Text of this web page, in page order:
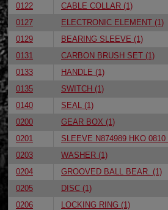
0122
CABLE COLLAR (1)
0127
ELECTRONIC ELEMENT (1)
0129
BEARING SLEEVE (1)
0131
CARBON BRUSH SET (1)
0133
HANDLE (1)
0135
SWITCH (1)
0140
SEAL (1)
0200
GEAR BOX (1)
0201
SLEEVE N874989 HKO 0810
0203
WASHER (1)
0204
GROOVED BALL BEAR. (1)
0205
DISC (1)
0206
LOCKING RING (1)